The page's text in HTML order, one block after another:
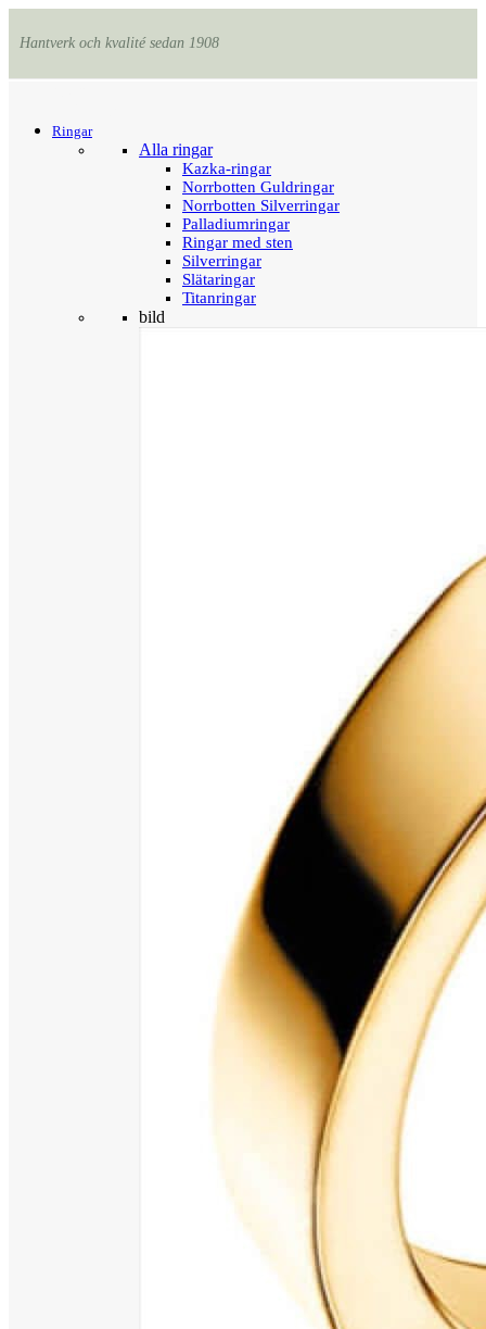
Hantverk och kvalité sedan 1908
Ringar
Alla ringar
Kazka-ringar
Norrbotten Guldringar
Norrbotten Silverringar
Palladiumringar
Ringar med sten
Silverringar
Slätaringar
Titanringar
bild